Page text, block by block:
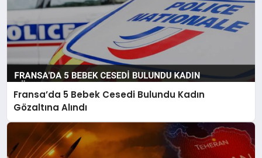
Fransa’da 5 Bebek Cesedi Bulundu Kadın
Gözaltına Alındı